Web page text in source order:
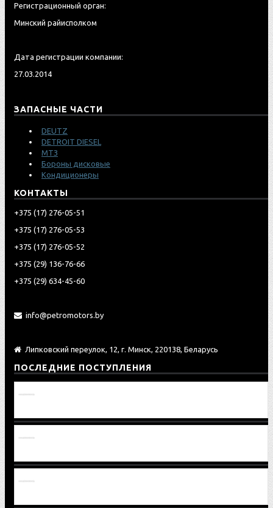
Регистрационный орган:
Минский райисполком
Дата регистрации компании:
27.03.2014
ЗАПАСНЫЕ ЧАСТИ
DEUTZ
DETROIT DIESEL
МТЗ
Бороны дисковые
Кондиционеры
КОНТАКТЫ
‎+375 (17) 276-05-51
‎+375 (17) 276-05-53
‎+375 (17) 276-05-52
‎‎+375 (29) 136-76-66
‎‎+375 (29) 634-45-60
info@petromotors.by
Липковский переулок, 12, г. Минск, 220138, Беларусь
ПОСЛЕДНИЕ ПОСТУПЛЕНИЯ